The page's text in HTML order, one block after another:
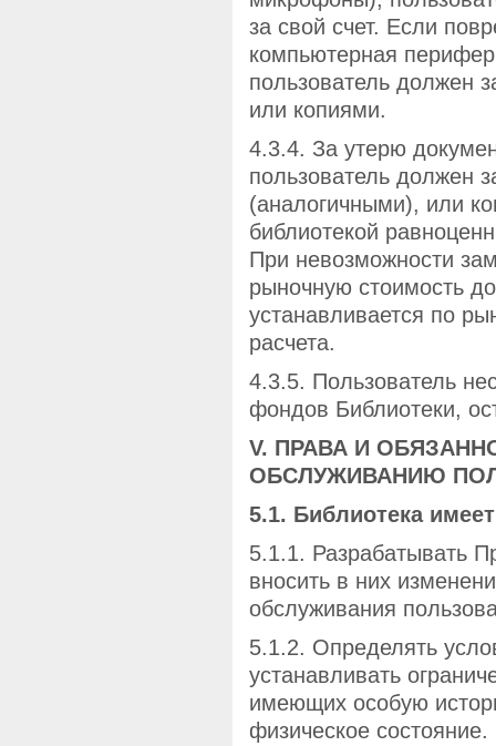
за свой счет. Если
компьютерная
пользователь должен
или копиями.
4.3.4. За утерю
пользователь должен
(аналогичными), или
библиотекой
При невозможности
рыночную стоимость
устанавливается по
расчета.
4.3.5. Пользователь
фондов Библиотеки,
V. ПРАВА И
ОБСЛУЖИВАНИЮ
5.1. Библиотека
5.1.1. Разрабатывать
вносить в них
обслуживания
5.1.2. Определять
устанавливать
имеющих особую
физическое состояние.